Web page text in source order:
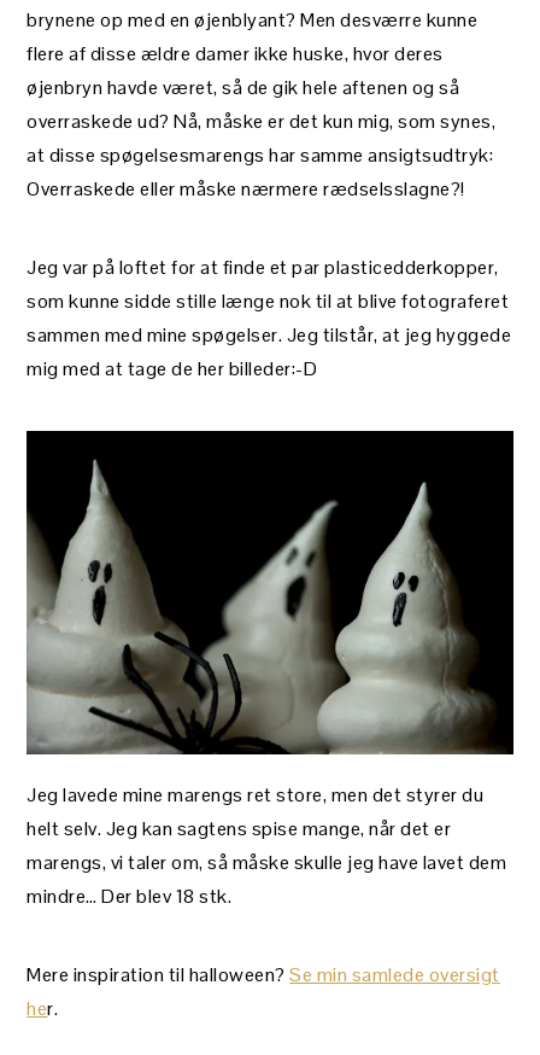
brynene op med en øjenblyant? Men desværre kunne
flere af disse ældre damer ikke huske, hvor deres
øjenbryn havde været, så de gik hele aftenen og så
overraskede ud? Nå, måske er det kun mig, som synes,
at disse spøgelsesmarengs har samme ansigtsudtryk:
Overraskede eller måske nærmere rædselsslagne?!
Jeg var på loftet for at finde et par plasticedderkopper,
som kunne sidde stille længe nok til at blive fotograferet
sammen med mine spøgelser. Jeg tilstår, at jeg hyggede
mig med at tage de her billeder:-D
Jeg lavede mine marengs ret store, men det styrer du
helt selv. Jeg kan sagtens spise mange, når det er
marengs, vi taler om, så måske skulle jeg have lavet dem
mindre… Der blev 18 stk.
Mere inspiration til halloween?Se min samlede oversigt
her.